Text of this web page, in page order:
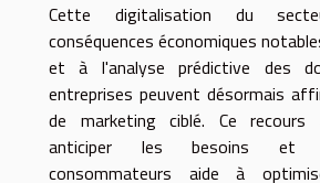
Cette digitalisation du
conséquences économiques
et à l'analyse prédictive des
entreprises peuvent désormais
de marketing ciblé. Ce recours
anticiper les besoins et
consommateurs aide à